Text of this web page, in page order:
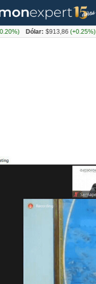
Dólar: $913,86(+0.25%) Euro: